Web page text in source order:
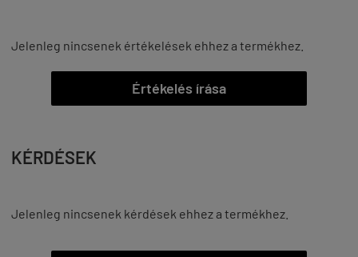
Jelenleg nincsenek értékelések ehhez a termékhez.
Értékelés írása
KÉRDÉSEK
Jelenleg nincsenek kérdések ehhez a termékhez.